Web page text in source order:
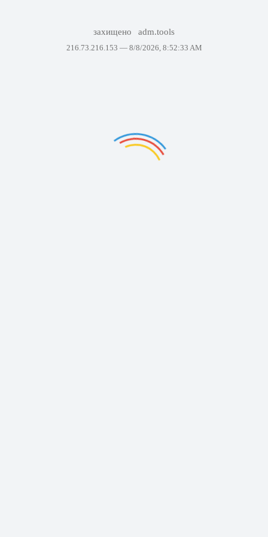
захищено adm.tools
216.73.216.153 — 8/8/2026, 8:52:33 AM